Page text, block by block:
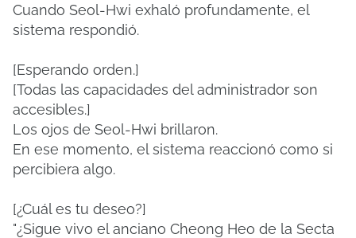
Cuando Seol-Hwi exhaló profundamente, el
sistema respondió.
[Esperando orden.]
[Todas las capacidades del administrador son
accesibles.]
Los ojos de Seol-Hwi brillaron.
En ese momento, el sistema reaccionó como si
percibiera algo.
[¿Cuál es tu deseo?]
"¿Sigue vivo el anciano Cheong Heo de la Secta